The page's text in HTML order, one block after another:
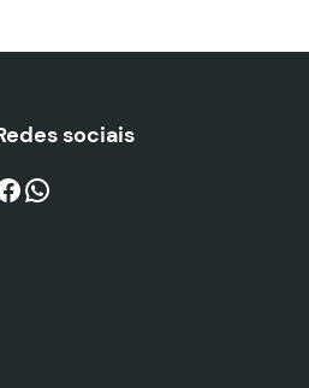
sociais
WhatsApp